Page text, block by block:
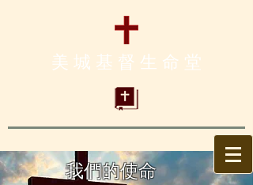
美 城 基 督 生 命 堂
我們的使命